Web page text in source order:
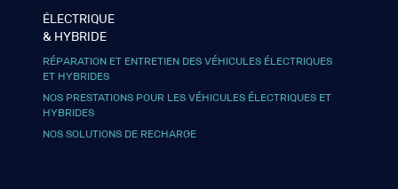
ÉLECTRIQUE
& HYBRIDE
RÉPARATION ET ENTRETIEN DES VÉHICULES ÉLECTRIQUES
ET HYBRIDES
NOS PRESTATIONS POUR LES VÉHICULES ÉLECTRIQUES ET
HYBRIDES
NOS SOLUTIONS DE RECHARGE